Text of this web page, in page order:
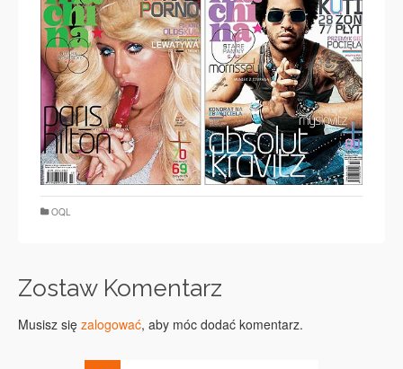
OQL
Zostaw Komentarz
Musisz się zalogować, aby móc dodać komentarz.